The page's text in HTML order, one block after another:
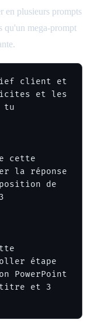
en plusieurs prompts
qu'un mega-prompt
client et
et les
tu
cette
la réponse
de
étape
PowerPoint
et 3